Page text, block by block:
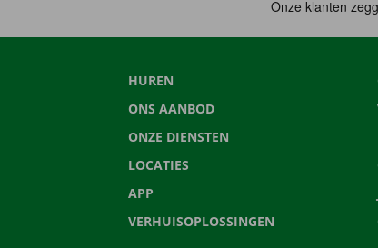
HUREN
ONS AANBOD
ONZE DIENSTEN
LOCATIES
APP
VERHUISOPLOSSINGEN